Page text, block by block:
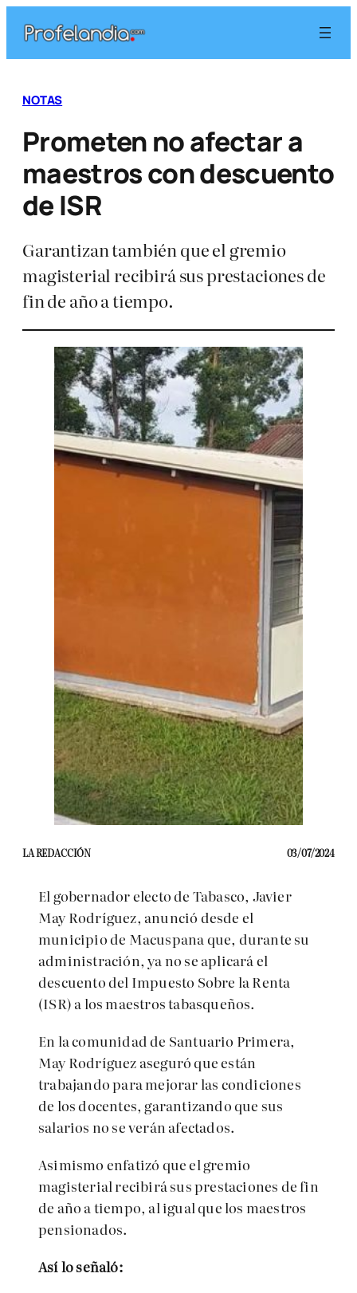
contenido
NOTAS
Prometen no afectar a
maestros con descuento
de ISR
Garantizan también que el gremio
magisterial recibirá sus prestaciones de
fin de año a tiempo.
LA REDACCIÓN 03/07/2024
El gobernador electo de Tabasco, Javier
May Rodríguez, anunció desde el
municipio de Macuspana que, durante su
administración, ya no se aplicará el
descuento del Impuesto Sobre la Renta
(ISR) a los maestros tabasqueños.
En la comunidad de Santuario Primera,
May Rodríguez aseguró que están
trabajando para mejorar las condiciones
de los docentes, garantizando que sus
salarios no se verán afectados.
Asimismo enfatizó que el gremio
magisterial recibirá sus prestaciones de fin
de año a tiempo, al igual que los maestros
pensionados.
Así lo señaló: